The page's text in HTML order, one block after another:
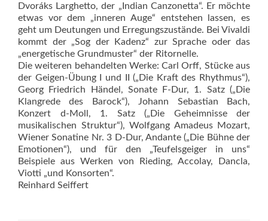
Dvoráks Larghetto, der „Indian Canzonetta“. Er möchte
etwas vor dem „inneren Auge“ entstehen lassen, es
geht um Deutungen und Erregungszustände. Bei Vivaldi
kommt der „Sog der Kadenz“ zur Sprache oder das
„energetische Grundmuster“ der Ritornelle.
Die weiteren behandelten Werke: Carl Orff, Stücke aus
der Geigen-Übung I und II („Die Kraft des Rhythmus“),
Georg Friedrich Händel, Sonate F-Dur, 1. Satz („Die
Klangrede des Barock“), Johann Sebastian Bach,
Konzert d-Moll, 1. Satz („Die Geheimnisse der
musikalischen Struktur“), Wolfgang Amadeus Mozart,
Wiener Sonatine Nr. 3 D-Dur, Andante („Die Bühne der
Emotionen“), und für den „Teufelsgeiger in uns“
Beispiele aus Werken von Rieding, Accolay, Dancla,
Viotti „und Konsorten“.
Reinhard Seiffert